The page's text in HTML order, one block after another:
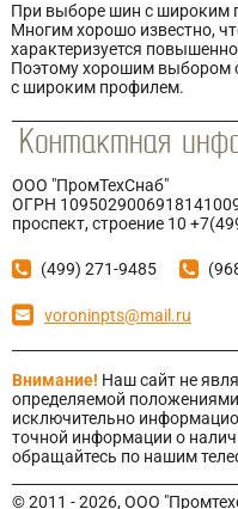
При выборе шин с широким
Многим хорошо известно,
характеризуется
Поэтому хорошим выбором
с широким профилем.
ООО "ПромТехСнаб"
ОГРН
проспект, строение 10
(499) 271-9485
voroninpts@mail.ru
Внимание! Наш сайт не
определяемой
исключительно
точной информации о
обращайтесь по нашим
© 2011 - 2026, ООО